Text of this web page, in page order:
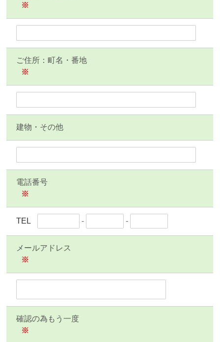
※
ご住所：町名・番地
※
建物・その他
電話番号
※
TEL - -
メールアドレス
※
確認の為もう一度
※